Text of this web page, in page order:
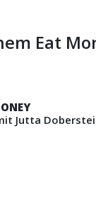
Eat
Jutta